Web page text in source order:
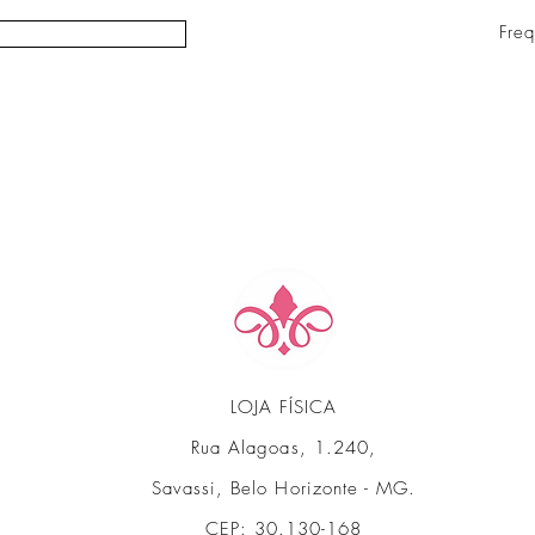
LOJA FÍSICA
Rua Alagoas, 1.240,
Savassi, Belo Horizonte - MG.
CEP: 30.130-168